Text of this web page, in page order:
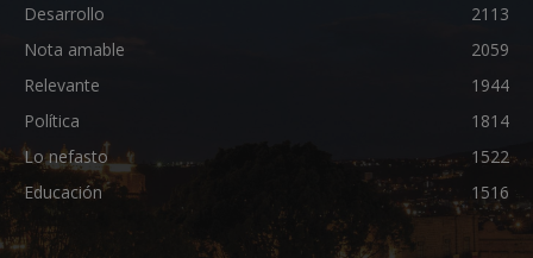
Desarrollo
2113
Nota amable
2059
Relevante
1944
Política
1814
Lo nefasto
1522
Educación
1516